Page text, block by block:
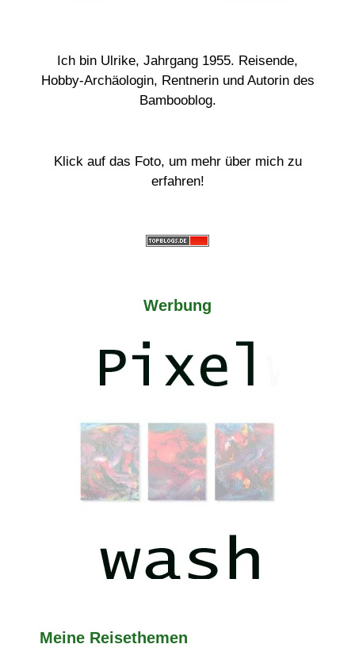
Ich bin Ulrike, Jahrgang 1955. Reisende,
Hobby-Archäologin, Rentnerin und Autorin des
Bambooblog.
Klick auf das Foto, um mehr über mich zu
erfahren!
Werbung
Meine Reisethemen